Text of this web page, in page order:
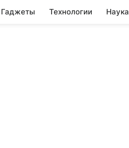
Гаджеты Технологии Наука